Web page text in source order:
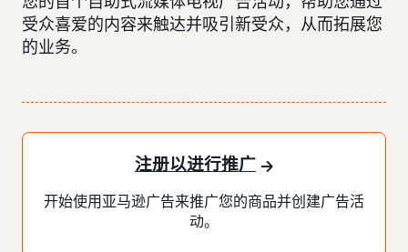
受众喜爱的内容来触达并吸引新受众，从而拓展您
的业务。
注册以进行推广
开始使用亚马逊广告来推广您的商品并创建广告活
动。